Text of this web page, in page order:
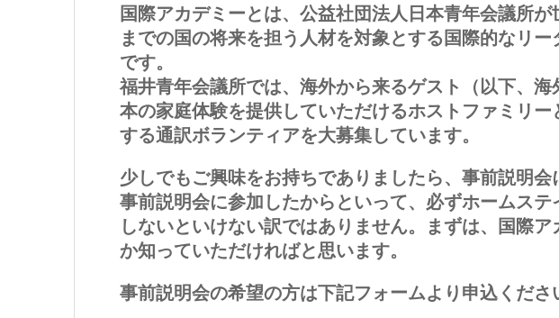
国際アカデミーとは、公益社団法人日本青年会議所
までの国の将来を担う人材を対象とする国際的なリ
です。
福井青年会議所では、海外から来るゲスト（以下、
本の家庭体験を提供していただけるホストファミリー
する通訳ボランティアを大募集しています。
少しでもご興味をお持ちでありましたら、事前説明会
事前説明会に参加したからといって、必ずホームス
しないといけない訳ではありません。まずは、国際
か知っていただければと思います。
事前説明会の希望の方は下記フォームより申込くださ